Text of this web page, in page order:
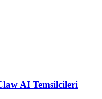
AI Temsilcileri